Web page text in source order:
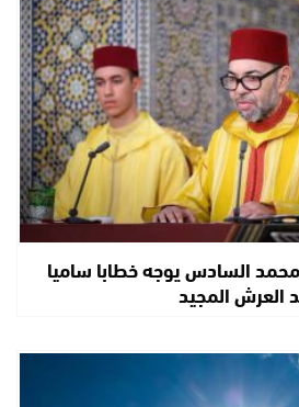
السادس يوجه خطابا ساميا
العرش المجيد